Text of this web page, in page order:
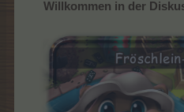
Willkommen in der